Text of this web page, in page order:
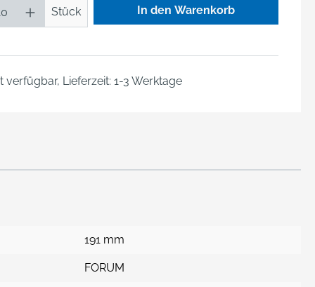
Produkt Anzahl: Gib den
Stück In den Warenkorb
verfügbar, Lieferzeit: 1-3 Werktage
191 mm
FORUM